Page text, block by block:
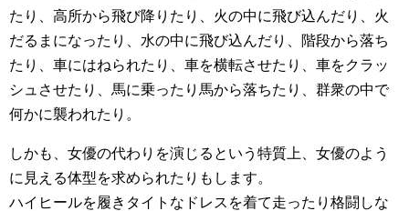
たり、高所から飛び降りたり、火の中に飛び込んだり、火
だるまになったり、水の中に飛び込んだり、階段から落ち
たり、車にはねられたり、車を横転させたり、車をクラッ
シュさせたり、馬に乗ったり馬から落ちたり、群衆の中で
何かに襲われたり。
しかも、女優の代わりを演じるという特質上、女優のよう
に見える体型を求められたりもします。
ハイヒールを履きタイトなドレスを着て走ったり格闘しな